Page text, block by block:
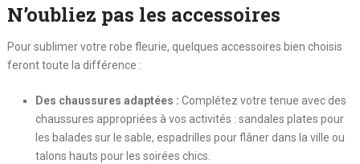
N’oubliez pas les accessoires
Pour sublimer votre robe fleurie, quelques accessoires bien choisis
feront toute la différence :
Des chaussures adaptées : Complétez votre tenue avec des
chaussures appropriées à vos activités : sandales plates pour
les balades sur le sable, espadrilles pour flâner dans la ville ou
talons hauts pour les soirées chics.